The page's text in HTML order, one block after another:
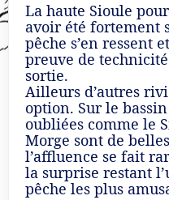
La haute Sioule
avoir été fortement
pêche s’en ressent
preuve de
sortie.
Ailleurs d’autres
option. Sur le
oubliées comme le
Morge sont de
l’affluence se fait
la surprise restant
pêche les plus